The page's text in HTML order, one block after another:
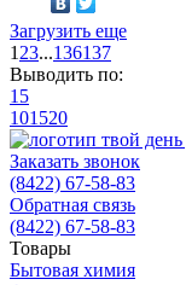
Загрузить еще
1 23...136137
Выводить по:
15
101520
Заказать звонок
(8422) 67-58-83
Обратная связь
(8422) 67-58-83
Товары
Бытовая химия